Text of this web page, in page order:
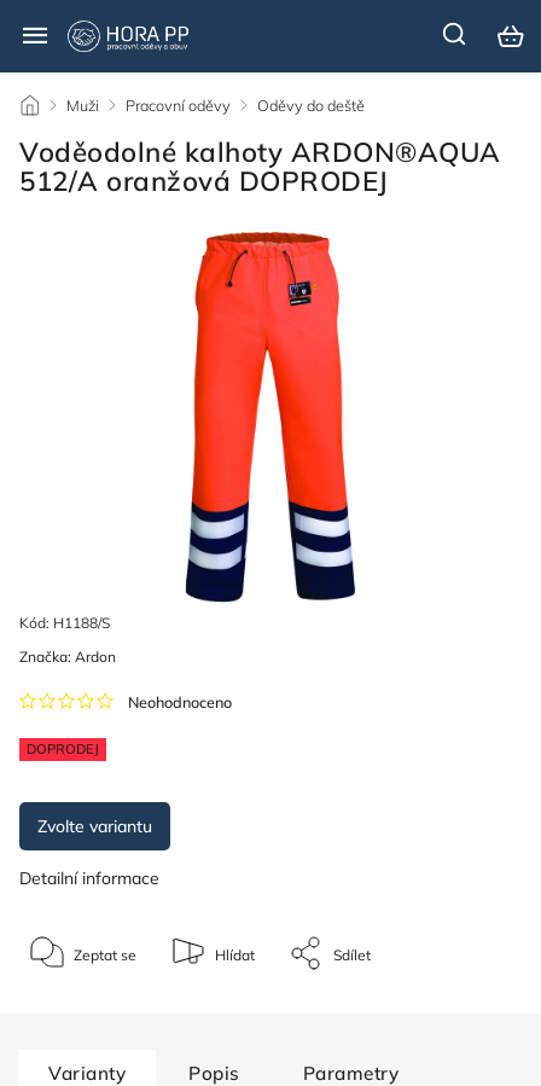
/ Muži / Pracovní oděvy / Oděvy do deště
Voděodolné kalhoty ARDON®AQUA
512/A oranžová DOPRODEJ
Kód: H1188/S
DOPRODEJ
Neohodnoceno
Značka: Ardon
Zvolte variantu
Detailní informace
Zeptat se Hlídat Sdílet
Varianty Popis Parametry